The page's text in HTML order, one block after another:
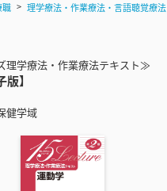
職 理学療法・作業療法・言語聴覚療法
理学療法・作業療法テキスト≫
】
健学域